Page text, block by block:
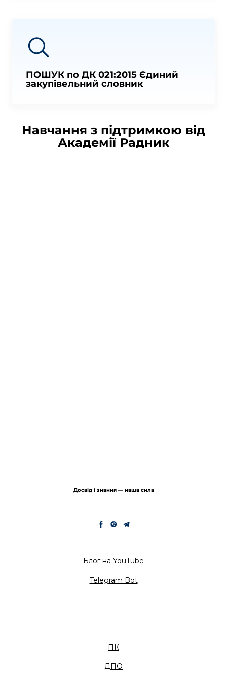
ПОШУК по ДК 021:2015 Єдиний
закупівельний словник
Навчання з підтримкою від
Академії Радник
Досвід і знання — наша сила
Блог на YouTube
Telegram Bot
ПК
ДПО